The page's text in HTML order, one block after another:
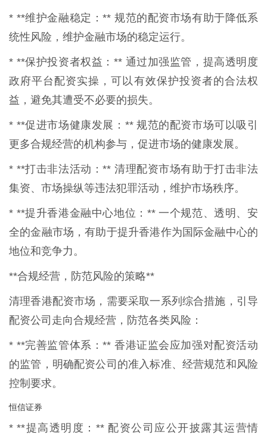
* **维护金融稳定：** 规范的配资市场有助于降低系
统性风险，维护金融市场的稳定运行。
* **保护投资者权益：** 通过加强监管，提高透明度
政府平台配资实操，可以有效保护投资者的合法权
益，避免其遭受不必要的损失。
* **促进市场健康发展：** 规范的配资市场可以吸引
更多合规经营的机构参与，促进市场的健康发展。
* **打击非法活动：** 清理配资市场有助于打击非法
集资、市场操纵等违法犯罪活动，维护市场秩序。
* **提升香港金融中心地位：** 一个规范、透明、安
全的金融市场，有助于提升香港作为国际金融中心的
地位和竞争力。
**合规经营，防范风险的策略**
清理香港配资市场，需要采取一系列综合措施，引导
配资公司走向合规经营，防范各类风险：
* **完善监管体系：** 香港证监会应加强对配资活动
的监管，明确配资公司的准入标准、经营规范和风险
控制要求。
恒信证券
* **提高透明度：** 配资公司应公开披露其运营情